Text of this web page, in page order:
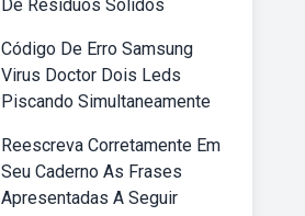
De Resíduos Sólidos
Código De Erro Samsung
Virus Doctor Dois Leds
Piscando Simultaneamente
Reescreva Corretamente Em
Seu Caderno As Frases
Apresentadas A Seguir